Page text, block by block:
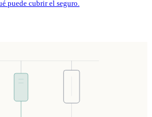
puede cubrir el seguro.